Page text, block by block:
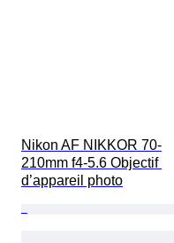
Nikon AF NIKKOR 70-
210mm f4-5.6 Objectif
d’appareil photo